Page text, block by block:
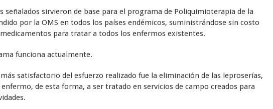
señalados sirvieron de base para el programa de Poliquimioterapia de la
por la OMS en todos los países endémicos, suministrándose sin costo
para tratar a todos los enfermos existentes.
funciona actualmente.
satisfactorio del esfuerzo realizado fue la eliminación de las leproserías,
enfermo, de esta forma, a ser tratado en servicios de campo creados para